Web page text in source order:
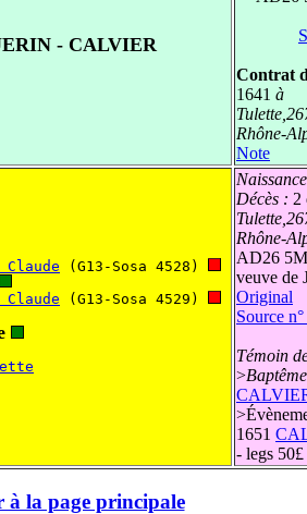
- CALVIER
Contrat
1641 à
Rhône-
Note
Claude (G13-Sosa 4528)
Claude (G13-Sosa 4529)
Décès : 2
Rhône-
AD26
veuve de
Original
Source
Témoin
>
>
1651
- legs
à la page principale